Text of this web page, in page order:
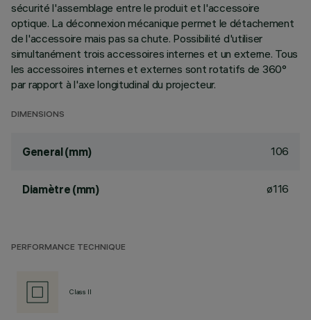
sécurité l'assemblage entre le produit et l'accessoire
optique. La déconnexion mécanique permet le détachement
de l'accessoire mais pas sa chute. Possibilité d'utiliser
simultanément trois accessoires internes et un externe. Tous
les accessoires internes et externes sont rotatifs de 360°
par rapport à l'axe longitudinal du projecteur.
DIMENSIONS
General (mm) 106
Diamètre (mm) ø116
PERFORMANCE TECHNIQUE
Class II